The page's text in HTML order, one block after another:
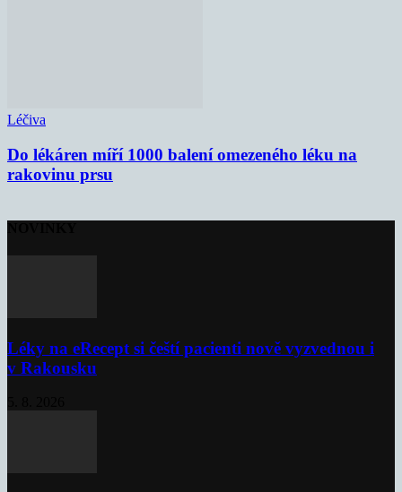
Léčiva
Do lékáren míří 1000 balení omezeného léku na
rakovinu prsu
Léky na eRecept si čeští pacienti nově vyzvednou i
v Rakousku